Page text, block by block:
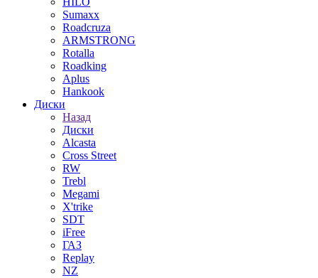
Sumaxx
Roadcruza
ARMSTRONG
Rotalla
Roadking
Aplus
Hankook
Диски
Назад
Диски
Alcasta
Cross Street
RW
Trebl
Megami
X'trike
SDT
iFree
ГАЗ
Replay
NZ